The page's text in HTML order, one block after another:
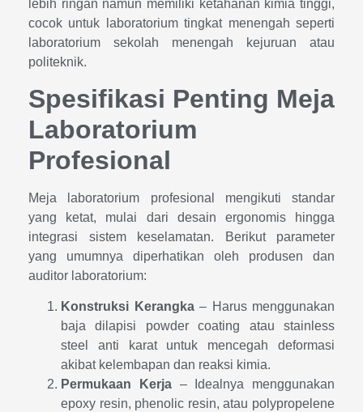
lebih ringan namun memiliki ketahanan kimia tinggi,
cocok untuk laboratorium tingkat menengah seperti
laboratorium sekolah menengah kejuruan atau
politeknik.
Spesifikasi Penting Meja
Laboratorium
Profesional
Meja laboratorium profesional mengikuti standar
yang ketat, mulai dari desain ergonomis hingga
integrasi sistem keselamatan. Berikut parameter
yang umumnya diperhatikan oleh produsen dan
auditor laboratorium:
Konstruksi Kerangka– Harus menggunakan
baja dilapisi powder coating atau stainless
steel anti karat untuk mencegah deformasi
akibat kelembapan dan reaksi kimia.
Permukaan Kerja– Idealnya menggunakan
epoxy resin, phenolic resin, atau polypropelene